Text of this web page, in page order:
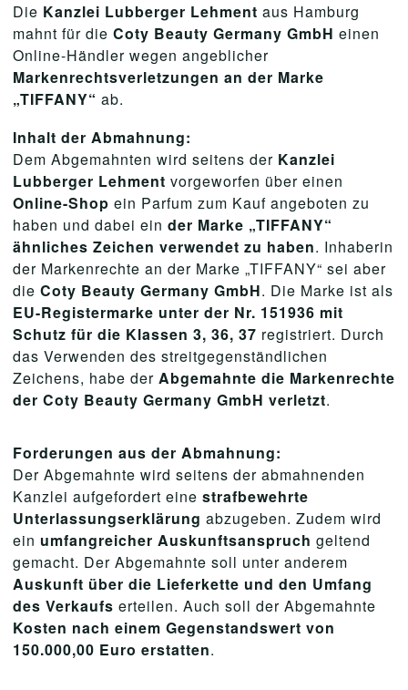
Die Kanzlei Lubberger Lehment aus Hamburg
mahnt für die Coty Beauty Germany GmbH einen
Online-Händler wegen angeblicher
Markenrechtsverletzungen an der Marke
„TIFFANY“ ab.
Inhalt der Abmahnung:
Dem Abgemahnten wird seitens der Kanzlei
Lubberger Lehment vorgeworfen über einen
Online-Shop ein Parfum zum Kauf angeboten zu
haben und dabei ein der Marke „TIFFANY“
ähnliches Zeichen verwendet zu haben. Inhaberin
der Markenrechte an der Marke „TIFFANY“ sei aber
die Coty Beauty Germany GmbH. Die Marke ist als
EU-Registermarke unter der Nr. 151936 mit
Schutz für die Klassen 3, 36, 37 registriert. Durch
das Verwenden des streitgegenständlichen
Zeichens, habe der Abgemahnte die Markenrechte
der Coty Beauty Germany GmbH verletzt.
Forderungen aus der Abmahnung:
Der Abgemahnte wird seitens der abmahnenden
Kanzlei aufgefordert eine strafbewehrte
Unterlassungserklärung abzugeben. Zudem wird
ein umfangreicher Auskunftsanspruch geltend
gemacht. Der Abgemahnte soll unter anderem
Auskunft über die Lieferkette und den Umfang
des Verkaufs erteilen. Auch soll der Abgemahnte
Kosten nach einem Gegenstandswert von
150.000,00 Euro erstatten.